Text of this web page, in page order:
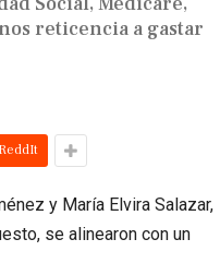
reticencia a gastar
ReddIt
y María Elvira Salazar,
se alinearon con un